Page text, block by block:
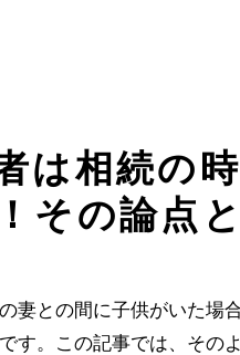
は相続の
その論点
妻との間に子供がいた場
す。この記事では、その